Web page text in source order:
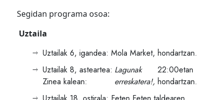
Segidan programa osoa:
Uztaila
Uztailak 6, igandea: Mola Market, hondartzan.
Uztailak 8, asteartea:
Zinea kalean:
Lagunak
erreskatera!,
22:00etan
hondartzan.